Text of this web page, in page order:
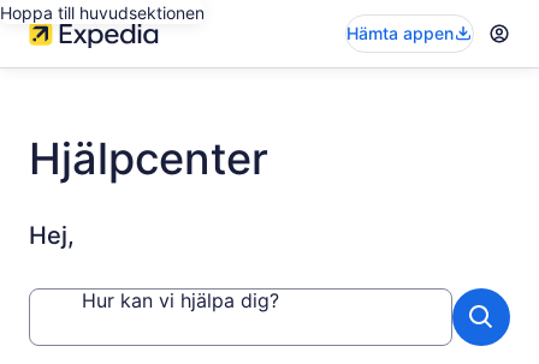
Hoppa till huvudsektionen
Hämta appen
Hjälpcenter
Hej,
Hur kan vi hjälpa dig?